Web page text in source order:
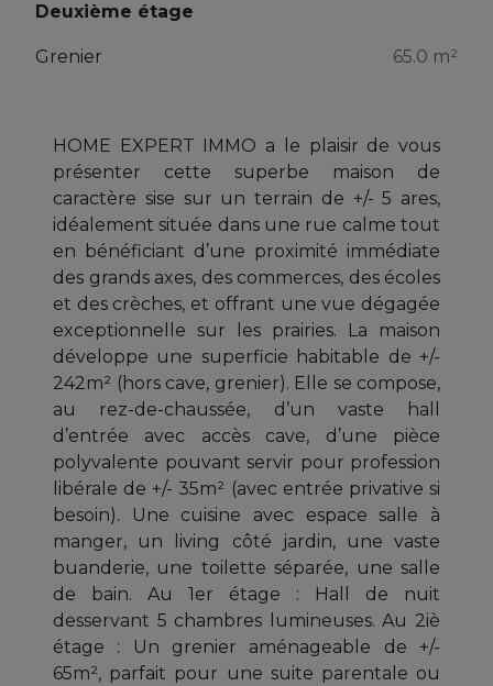
Deuxième étage
Grenier 65.0 m²
HOME EXPERT IMMO a le plaisir de vous
présenter cette superbe maison de
caractère sise sur un terrain de +/- 5 ares,
idéalement située dans une rue calme tout
en bénéficiant d’une proximité immédiate
des grands axes, des commerces, des écoles
et des crèches, et offrant une vue dégagée
exceptionnelle sur les prairies. La maison
développe une superficie habitable de +/-
242m² (hors cave, grenier). Elle se compose,
au rez-de-chaussée, d’un vaste hall
d’entrée avec accès cave, d’une pièce
polyvalente pouvant servir pour profession
libérale de +/- 35m² (avec entrée privative si
besoin). Une cuisine avec espace salle à
manger, un living côté jardin, une vaste
buanderie, une toilette séparée, une salle
de bain. Au 1er étage : Hall de nuit
desservant 5 chambres lumineuses. Au 2iè
étage : Un grenier aménageable de +/-
65m², parfait pour une suite parentale ou